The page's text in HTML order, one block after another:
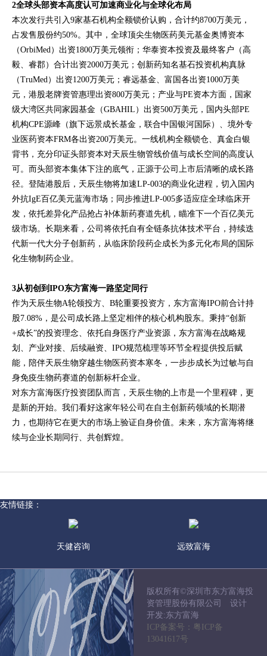
2全球头部资本高度认可加速商业化与全球化布局
本次发行共引入9家基石机构全额锁价认购，合计约8700万美元，
占发售股份约50%。其中，全球顶尖生物医药美元基金奥博资本
（OrbiMed）出资1800万美元领衔；华泰资本投资及最终客户（高
毅、睿郡）合计出资2000万美元；创新药知名基石投资机构真脉
（TruMed）出资1200万美元；睿远基金、富国各出资1000万美
元，港股老牌资管惠理出资800万美元；产业与PE资本方面，国家
级大湾区共同家园基金（GBAHIL）出资500万美元，国内头部PE
机构CPE源峰（旗下远景成长基金，联合中国银河国际）、境外专
业医药资本FRM各出资200万美元。一线机构全额锁仓、真金白银
背书，充分印证头部资本对天辰生物管线价值与成长空间的高度认
可。而头部资本集体下注的底气，正源于公司上市后清晰的成长路
径。登陆港股后，天辰生物将加速LP-003的商业化进程，切入国内
外抗IgE百亿美元蓝海市场；同步推进LP-005多适应症全球临床开
发，依托差异化产品抢占补体新药赛道先机，瞄准下一个百亿美元
级市场。长期来看，公司将依托自有全链条抗体技术平台，持续迭
代新一代大分子创新药，从临床阶段药企成长为多元化布局的国际
化生物制药企业。
3从初创到IPO东方富海一路坚定同行
作为天辰生物A轮领投方、B轮重要投资方，东方富海IPO前合计持
股7.08%，是公司成长路上坚定相伴的核心机构股东。秉持“创新
+成长”的投资理念、依托自身医疗产业资源，东方富海在战略规
划、产业对接、后续融资、IPO规范梳理等环节全程提供投后赋
能，陪伴天辰生物穿越生物医药资本寒冬，一步步成长为过敏与自
身免疫生物药赛道的创新标杆企业。
对东方富海医疗投资团队而言，天辰生物的上市是一个里程碑，更
是新的开始。我们看好这家年轻公司在自主创新药领域的长期潜
力，也期待它在更大的市场上验证自身价值。未来，东方富海将继
续与企业长期同行、共创辉煌。
友情链接：
天健咨询 远致富海
版权所有©深圳市东方富海投
资管理股份有限公司 设计
开发:东方富海
ICP备案号：粤ICP备
13041617号